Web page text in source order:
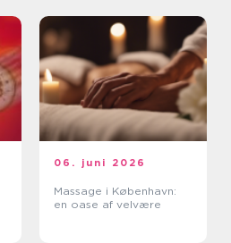
06. juni 2026
Massage i København:
en oase af velvære